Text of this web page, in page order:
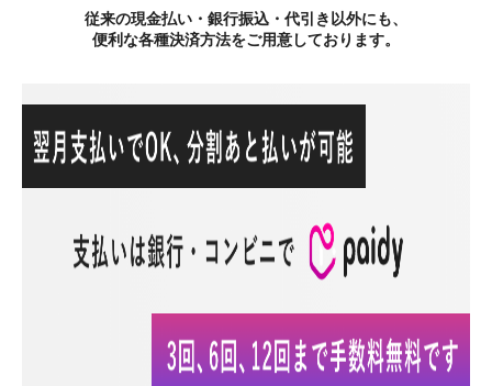
従来の現金払い・銀行振込・代引き以外にも、
便利な各種決済方法をご用意しております。